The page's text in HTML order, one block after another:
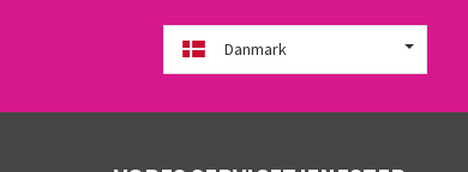
Danmark